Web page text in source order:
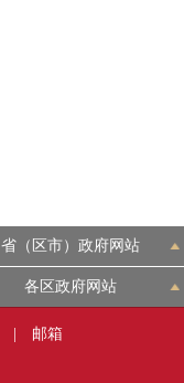
省（区市）政府网站
各区政府网站
邮箱